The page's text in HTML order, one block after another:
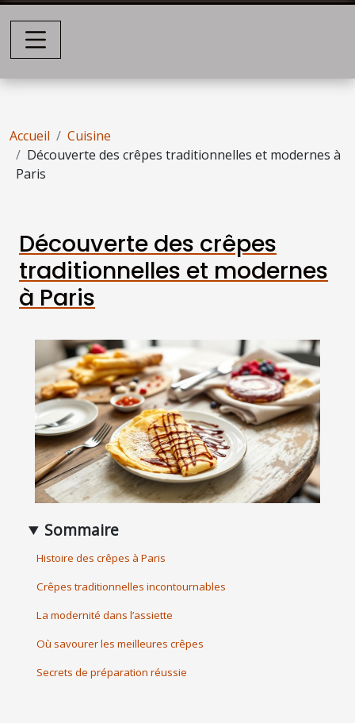
Accueil
Cuisine
Découverte des crêpes traditionnelles et modernes à
Paris
Découverte des crêpes
traditionnelles et modernes
à Paris
Sommaire
Histoire des crêpes à Paris
Crêpes traditionnelles incontournables
La modernité dans l’assiette
Où savourer les meilleures crêpes
Secrets de préparation réussie